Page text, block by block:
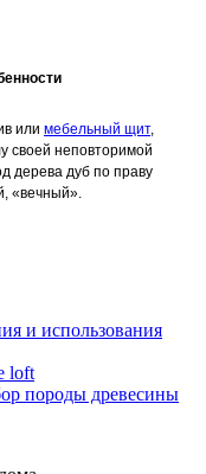
или мебельный щит,
своей неповторимой
дерева дуб по праву
«вечный».
и использования
loft
породы древесины